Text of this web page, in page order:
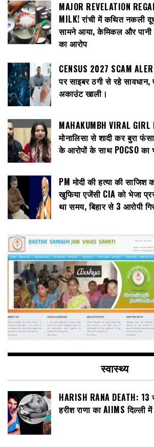
MAJOR REVELATION
MILK! रांची में कथित नकली
सामने आया, केमिकल और पानी
का आरोप
CENSUS 2027 SCAM
पर साइबर ठगी से रहे
अकाउंट खाली।
MAHAKUMBH VIRAL GIRL
मोनालिसा से शादी कर बुरा
के आरोपों के साथ POCSO का
PM मोदी की हत्या की साजिश
खुफिया एजेंसी CIA को भेजा
था समय, बिहार से 3 आरोपी
स्वास्थ्य
HARISH RANA DEATH: 13
हरीश राणा का AIIMS दिल्ली